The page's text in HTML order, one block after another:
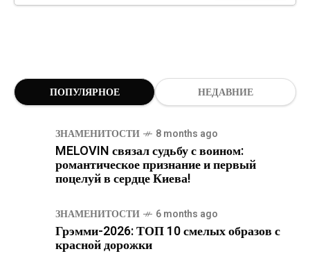
ПОПУЛЯРНОЕ НЕДАВНИЕ
ЗНАМЕНИТОСТИ 8 months ago
MELOVIN связал судьбу с воином:
романтическое признание и первый
поцелуй в сердце Киева!
ЗНАМЕНИТОСТИ 6 months ago
Грэмми-2026: ТОП 10 смелых образов с
красной дорожки